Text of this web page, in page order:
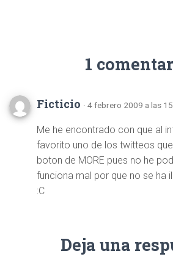
1
Ficticio · 4 febrero 2009 a las
Me he encontrado con que al
favorito uno de los twitteos
boton de MORE pues no he
funciona mal por que no se ha
:C
Deja una